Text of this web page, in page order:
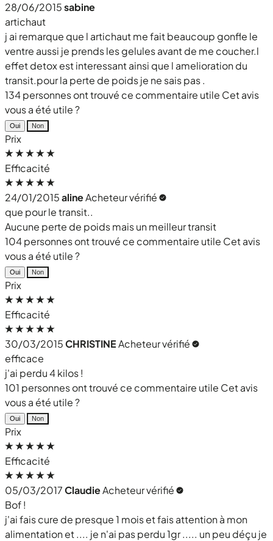
28/06/2015sabine
artichaut
j ai remarque que l artichaut me fait beaucoup gonfle le
ventre aussi je prends les gelules avant de me coucher.l
effet detox est interessant ainsi que l amelioration du
transit.pour la perte de poids je ne sais pas .
134 personnes ont trouvé ce commentaire utile Cet avis
vous a été utile ?
Oui Non
Prix
Efficacité
24/01/2015alineAcheteur vérifié
que pour le transit..
Aucune perte de poids mais un meilleur transit
104 personnes ont trouvé ce commentaire utile Cet avis
vous a été utile ?
Oui Non
Prix
Efficacité
30/03/2015CHRISTINEAcheteur vérifié
efficace
j'ai perdu 4 kilos !
101 personnes ont trouvé ce commentaire utile Cet avis
vous a été utile ?
Oui Non
Prix
Efficacité
05/03/2017ClaudieAcheteur vérifié
Bof !
j'ai fais cure de presque 1 mois et fais attention à mon
alimentation et .... je n'ai pas perdu 1gr ..... un peu déçu je